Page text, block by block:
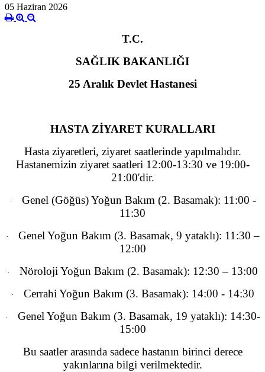
05 Haziran 2026
T.C.
SAĞLIK BAKANLIĞI
25 Aralık Devlet Hastanesi
HASTA ZİYARET KURALLARI
Hasta ziyaretleri, ziyaret saatlerinde yapılmalıdır.
Hastanemizin ziyaret saatleri 12:00-13:30 ve 19:00-
21:00'dir.
·
Genel (Göğüs) Yoğun Bakım (2. Basamak): 11:00 -
11:30
·
Genel Yoğun Bakım (3. Basamak, 9 yataklı): 11:30 –
12:00
· Nöroloji Yoğun Bakım (2. Basamak): 12:30 – 13:00
· Cerrahi Yoğun Bakım (3. Basamak): 14:00 - 14:30
·
Genel Yoğun Bakım (3. Basamak, 19 yataklı): 14:30-
15:00
Bu saatler arasında sadece hastanın birinci derece
yakınlarına bilgi verilmektedir.